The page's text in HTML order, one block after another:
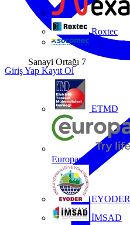
Roxtec
Socomec
Sanayi Ortağı 7
ETMD
Europacable
EYODER
İMSAD
Giriş Yap Kayıt Ol